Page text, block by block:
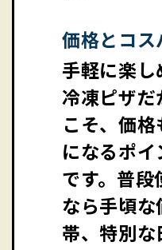
価格とコス
手軽に楽し
冷凍ピザだ
こそ、価格
になるポイ
です。普段
なら手頃な
帯、特別な